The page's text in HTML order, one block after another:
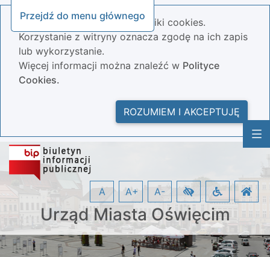
Przejdź do menu głównego
Nasza strona wykorzystuje pliki cookies.
Korzystanie z witryny oznacza zgodę na ich zapis
lub wykorzystanie.
Więcej informacji można znaleźć w Polityce
Cookies.
ROZUMIEM I AKCEPTUJĘ
Urząd Miasta Oświęcim
A A+ A-